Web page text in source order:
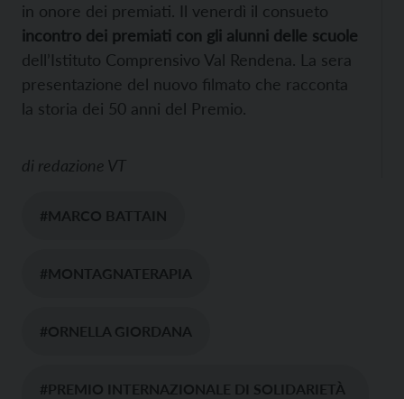
in onore dei premiati. Il venerdì il consueto
incontro dei premiati con gli alunni delle scuole
dell’Istituto Comprensivo Val Rendena. La sera
presentazione del nuovo filmato che racconta
la storia dei 50 anni del Premio.
di redazione VT
#MARCO BATTAIN
#MONTAGNATERAPIA
#ORNELLA GIORDANA
#PREMIO INTERNAZIONALE DI SOLIDARIETÀ